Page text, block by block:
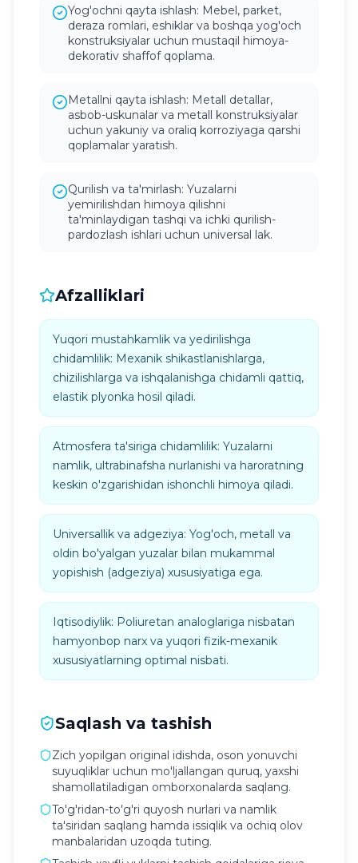
Yog'ochni qayta ishlash: Mebel, parket,
deraza romlari, eshiklar va boshqa yog'och
konstruksiyalar uchun mustaqil himoya-
dekorativ shaffof qoplama.
Metallni qayta ishlash: Metall detallar,
asbob-uskunalar va metall konstruksiyalar
uchun yakuniy va oraliq korroziyaga qarshi
qoplamalar yaratish.
Qurilish va ta'mirlash: Yuzalarni
yemirilishdan himoya qilishni
ta'minlaydigan tashqi va ichki qurilish-
pardozlash ishlari uchun universal lak.
Afzalliklari
Yuqori mustahkamlik va yedirilishga
chidamlilik: Mexanik shikastlanishlarga,
chizilishlarga va ishqalanishga chidamli qattiq,
elastik plyonka hosil qiladi.
Atmosfera ta'siriga chidamlilik: Yuzalarni
namlik, ultrabinafsha nurlanishi va haroratning
keskin o'zgarishidan ishonchli himoya qiladi.
Universallik va adgeziya: Yog'och, metall va
oldin bo'yalgan yuzalar bilan mukammal
yopishish (adgeziya) xususiyatiga ega.
Iqtisodiylik: Poliuretan analoglariga nisbatan
hamyonbop narx va yuqori fizik-mexanik
xususiyatlarning optimal nisbati.
Saqlash va tashish
Zich yopilgan original idishda, oson yonuvchi
suyuqliklar uchun mo'ljallangan quruq, yaxshi
shamollatiladigan omborxonalarda saqlang.
To'g'ridan-to'g'ri quyosh nurlari va namlik
ta'siridan saqlang hamda issiqlik va ochiq olov
manbalaridan uzoqda tuting.